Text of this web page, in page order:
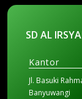
SD AL
Kantor
Jl. Basuki
Banyuwangi